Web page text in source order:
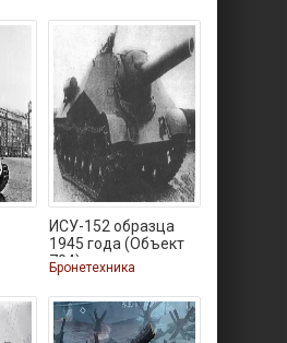
ИСУ-152 образца
1945 года (Объект
704)
Бронетехника